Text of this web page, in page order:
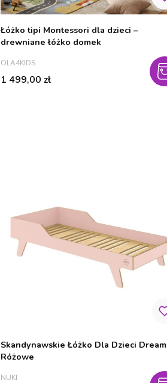
Łóżko tipi Montessori dla dzieci –
drewniane łóżko domek
PRODUCENT
OLA4KIDS
Cena
1 499,00 zł
Skandynawskie Łóżko Dla Dzieci Dream
Różowe
PRODUCENT
NUKI